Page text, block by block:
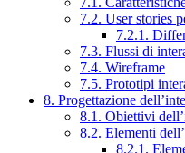
7.2. User stories
7.2.1.
7.3. Flussi di
7.4. Wireframe
7.5. Prototipi
8. Progettazione
8.1. Obiettivi
8.2. Elementi
8.2.1.